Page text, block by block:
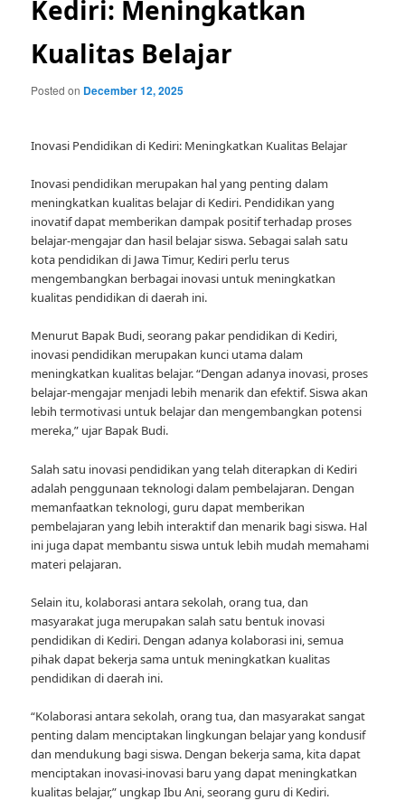
Kediri: Meningkatkan
Kualitas Belajar
Posted on December 12, 2025
Inovasi Pendidikan di Kediri: Meningkatkan Kualitas Belajar
Inovasi pendidikan merupakan hal yang penting dalam
meningkatkan kualitas belajar di Kediri. Pendidikan yang
inovatif dapat memberikan dampak positif terhadap proses
belajar-mengajar dan hasil belajar siswa. Sebagai salah satu
kota pendidikan di Jawa Timur, Kediri perlu terus
mengembangkan berbagai inovasi untuk meningkatkan
kualitas pendidikan di daerah ini.
Menurut Bapak Budi, seorang pakar pendidikan di Kediri,
inovasi pendidikan merupakan kunci utama dalam
meningkatkan kualitas belajar. “Dengan adanya inovasi, proses
belajar-mengajar menjadi lebih menarik dan efektif. Siswa akan
lebih termotivasi untuk belajar dan mengembangkan potensi
mereka,” ujar Bapak Budi.
Salah satu inovasi pendidikan yang telah diterapkan di Kediri
adalah penggunaan teknologi dalam pembelajaran. Dengan
memanfaatkan teknologi, guru dapat memberikan
pembelajaran yang lebih interaktif dan menarik bagi siswa. Hal
ini juga dapat membantu siswa untuk lebih mudah memahami
materi pelajaran.
Selain itu, kolaborasi antara sekolah, orang tua, dan
masyarakat juga merupakan salah satu bentuk inovasi
pendidikan di Kediri. Dengan adanya kolaborasi ini, semua
pihak dapat bekerja sama untuk meningkatkan kualitas
pendidikan di daerah ini.
“Kolaborasi antara sekolah, orang tua, dan masyarakat sangat
penting dalam menciptakan lingkungan belajar yang kondusif
dan mendukung bagi siswa. Dengan bekerja sama, kita dapat
menciptakan inovasi-inovasi baru yang dapat meningkatkan
kualitas belajar,” ungkap Ibu Ani, seorang guru di Kediri.